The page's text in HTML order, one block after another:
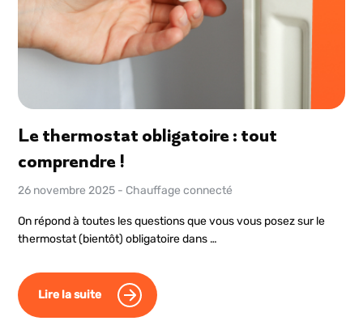
Le thermostat obligatoire : tout
comprendre !
26 novembre 2025 - Chauffage connecté
On répond à toutes les questions que vous vous posez sur le
thermostat (bientôt) obligatoire dans …
Lire la suite